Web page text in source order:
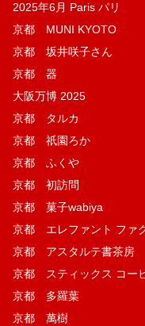
2025年6月 Paris パリ
京都 MUNI KYOTO
京都 坂井咲子さん
京都 器
大阪万博 2025
京都 タルカ
京都 祇園ろか
京都 ふくや
京都 初訪問
京都 菓子wabiya
京都 エレファント ファ
京都 アスタルテ書茶房
京都 スティックス コー
京都 多羅葉
京都 萬樹